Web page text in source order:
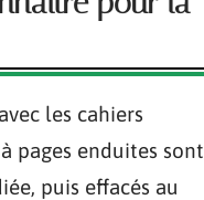
les cahiers
pages enduites sont
puis effacés au